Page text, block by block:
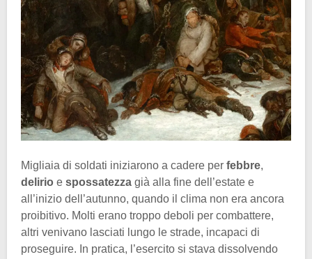
Migliaia di soldati iniziarono a cadere per febbre,
delirio e spossatezza già alla fine dell’estate e
all’inizio dell’autunno, quando il clima non era ancora
proibitivo. Molti erano troppo deboli per combattere,
altri venivano lasciati lungo le strade, incapaci di
proseguire. In pratica, l’esercito si stava dissolvendo